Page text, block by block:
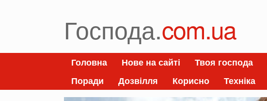
Господа.com.ua
Головна Нове на сайті Твоя господа
Поради
Дозвілля Корисно Техніка